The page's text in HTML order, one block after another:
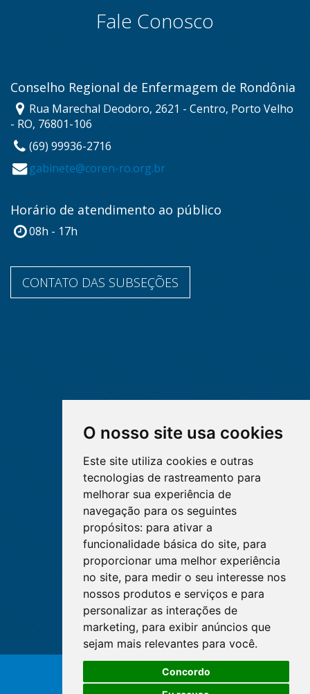
O nosso site usa cookies
Este site utiliza cookies e outras
tecnologias de rastreamento para
melhorar sua experiência de
navegação para os seguintes
propósitos: para ativar a
funcionalidade básica do site, para
proporcionar uma melhor experiência
no site, para medir o seu interesse nos
nossos produtos e serviços e para
personalizar as interações de
marketing, para exibir anúncios que
sejam mais relevantes para você.
Concordo
Fale Conosco
Conselho Regional de Enfermagem de Rondônia
Rua Marechal Deodoro, 2621 - Centro, Porto Velho
- RO, 76801-106
(69) 99936-2716
gabinete@coren-ro.org.br
Horário de atendimento ao público
08h - 17h
CONTATO DAS SUBSEÇÕES
© Copyright 2026 - Cofen/CORENs